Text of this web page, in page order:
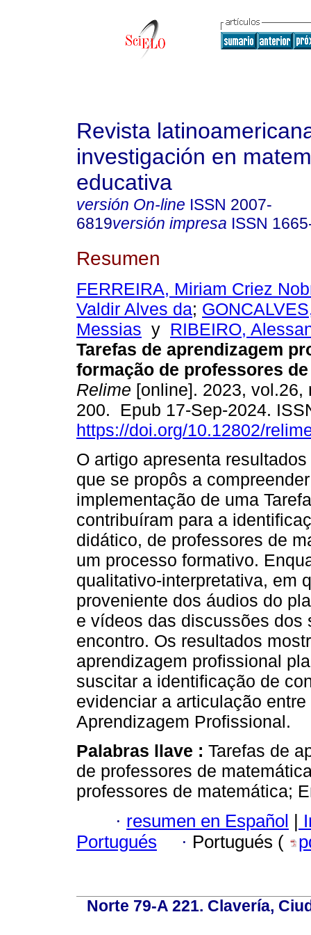
Revista
investigación en
educativa
versión On-line ISSN 2007-
6819versión impresa ISSN
Resumen
FERREIRA, Miriam Criez
Valdir Alves da;
Messias y RIBEIRO,
Tarefas de aprendizagem
formação de professores
Relime [online]. 2023, vol.26,
200. Epub 17-Sep-2024.
https://doi.org/10.12802/
O artigo apresenta
que se propôs a
implementação de uma
contribuíram para a
didático, de professores de
um processo formativo.
qualitativo-interpretativa, em
proveniente dos áudios do
e vídeos das discussões dos
encontro. Os resultados
aprendizagem profissional
suscitar a identificação de
evidenciar a articulação
Aprendizagem Profissional.
Palabras llave : Tarefas de
de professores de
professores de matemática;
· resumen en Español |
Portugués
· Portugués (
Norte 79-A 221. Clavería,